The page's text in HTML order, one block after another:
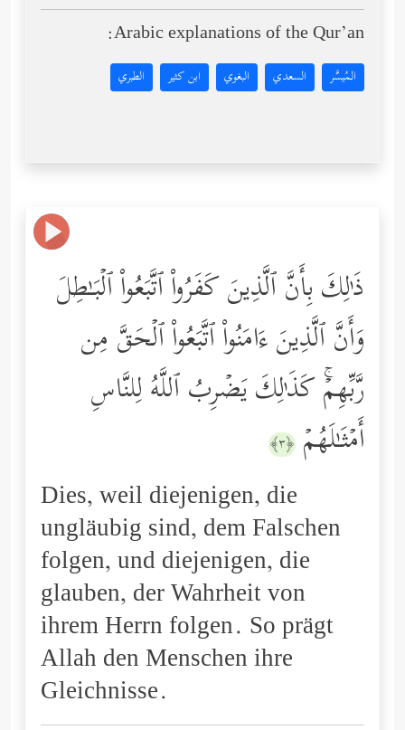
Arabic explanations of the Qur’an:
المُيسَّر السعدي البغوي ابن كثير الطبري
ذَ ٰ⁠لِكَ بِأَنَّ ٱلَّذِینَ كَفَرُواْ ٱتَّبَعُواْ ٱلۡبَـٰطِلَ
وَأَنَّ ٱلَّذِینَ ءَامَنُواْ ٱتَّبَعُواْ ٱلۡحَقَّ مِن
رَّبِّهِمۡۚ كَذَ ٰ⁠لِكَ یَضۡرِبُ ٱللَّهُ لِلنَّاسِ
أَمۡثَـٰلَهُمۡ ﴿٣﴾
Dies, weil diejenigen, die
ungläubig sind, dem Falschen
folgen, und diejenigen, die
glauben, der Wahrheit von
ihrem Herrn folgen. So prägt
Allah den Menschen ihre
Gleichnisse.